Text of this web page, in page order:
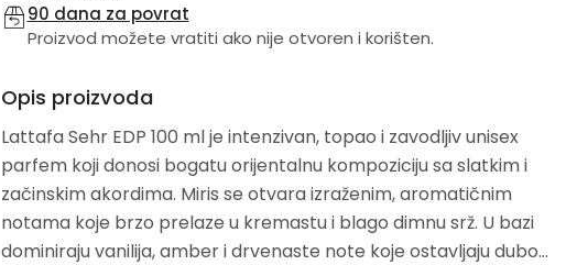
90 dana za povrat
Proizvod možete vratiti ako nije otvoren i korišten.
Opis proizvoda
Lattafa Sehr EDP 100 ml je intenzivan, topao i zavodljiv unisex
parfem koji donosi bogatu orijentalnu kompoziciju sa slatkim i
začinskim akordima. Miris se otvara izraženim, aromatičnim
notama koje brzo prelaze u kremastu i blago dimnu srž. U bazi
dominiraju vanilija, amber i drvenaste note koje ostavljaju dubok